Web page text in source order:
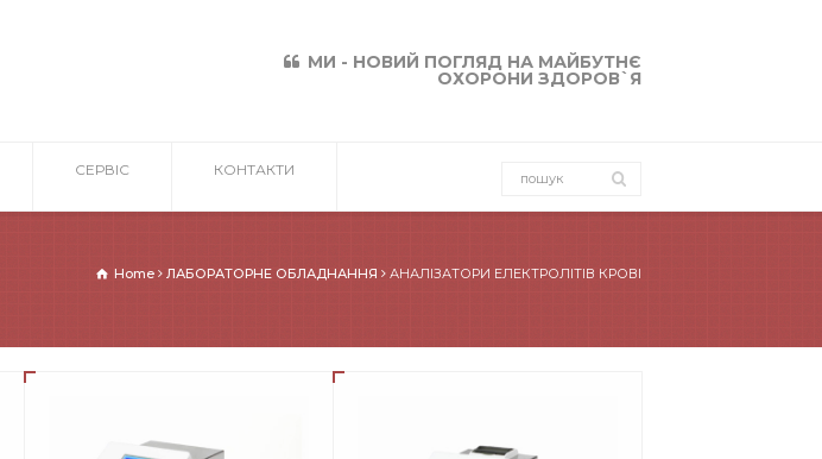
МИ - НОВИЙ ПОГЛЯД НА МАЙБУТНЄ
ОХОРОНИ ЗДОРОВ`Я
СЕРВІС КОНТАКТИ
Home ЛАБОРАТОРНЕ ОБЛАДНАННЯ АНАЛІЗАТОРИ ЕЛЕКТРОЛІТІВ КРОВІ